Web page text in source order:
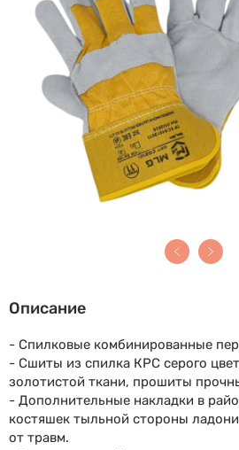
Описание
- Спилковые комбинированные
- Сшиты из спилка КРС серого
золотистой ткани, прошиты
- Дополнительные накладки в
костяшек тыльной стороны
от травм.